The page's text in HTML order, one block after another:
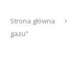
Strona główna
gazu"